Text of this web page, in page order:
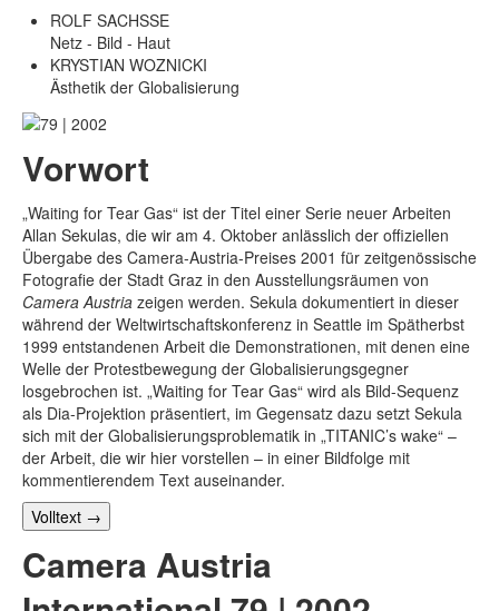
ROLF SACHSSE
Netz - Bild - Haut
KRYSTIAN WOZNICKI
Ästhetik der Globalisierung
Vorwort
„Waiting for Tear Gas“ ist der Titel einer Serie neuer Arbeiten
Allan Sekulas, die wir am 4. Oktober anlässlich der offiziellen
Übergabe des Camera-Austria-Preises 2001 für zeitgenössische
Fotografie der Stadt Graz in den Ausstellungsräumen von
Camera Austria zeigen werden. Sekula dokumentiert in dieser
während der Weltwirtschaftskonferenz in Seattle im Spätherbst
1999 entstandenen Arbeit die Demonstrationen, mit denen eine
Welle der Protestbewegung der Globalisierungsgegner
losgebrochen ist. „Waiting for Tear Gas“ wird als Bild-Sequenz
als Dia-Projektion präsentiert, im Gegensatz dazu setzt Sekula
sich mit der Globalisierungsproblematik in „TITANIC’s wake“ –
der Arbeit, die wir hier vorstellen – in einer Bildfolge mit
kommentierendem Text auseinander.
Volltext →
Camera Austria